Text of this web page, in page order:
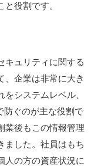
役割です。
キュリティに関する
、企業は非常に大き
システムレベル、
防ぐのが主な役割で
業後もこの情報管理
ました。社員はもち
人の方の資産状況に